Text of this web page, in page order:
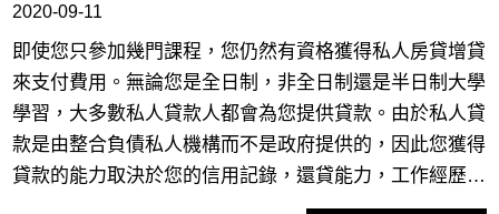
2020-09-11
即使您只參加幾門課程，您仍然有資格獲得私人房貸增貸
來支付費用。無論您是全日制，非全日制還是半日制大學
學習，大多數私人貸款人都會為您提供貸款。由於私人貸
款是由整合負債私人機構而不是政府提供的，因此您獲得
貸款的能力取決於您的信用記錄，還貸能力，工作經歷，